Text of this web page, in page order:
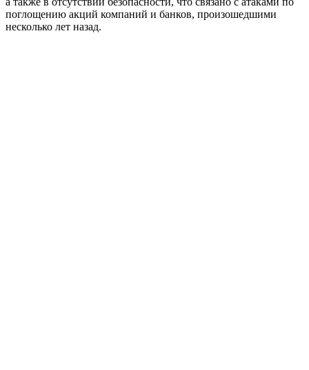
поглощению акций компаний и банков, произошедшими
несколько лет назад.